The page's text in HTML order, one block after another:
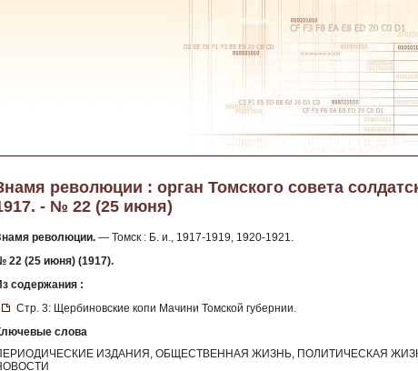
революции : орган Томского совета
- № 22 (25 июня)
революции. — Томск : Б. и., 1917-1919, 1920-1921.
22 (25 июня) (1917).
содержания :
Стр. 3: Щербиновские копи Мачини Томской губернии.
слова
ИЗДАНИЯ, ОБЩЕСТВЕННАЯ ЖИЗНЬ, ПОЛИТИЧЕСКАЯ